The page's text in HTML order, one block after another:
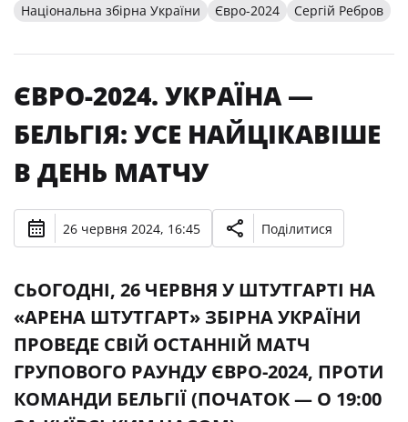
Національна збірна України Євро-2024 Сергій Ребров
ЄВРО-2024. УКРАЇНА —
БЕЛЬГІЯ: УСЕ НАЙЦІКАВІШЕ
В ДЕНЬ МАТЧУ
26 червня 2024, 16:45 Поділитися
СЬОГОДНІ, 26 ЧЕРВНЯ У ШТУТГАРТІ НА
«АРЕНА ШТУТГАРТ» ЗБІРНА УКРАЇНИ
ПРОВЕДЕ СВІЙ ОСТАННІЙ МАТЧ
ГРУПОВОГО РАУНДУ ЄВРО-2024, ПРОТИ
КОМАНДИ БЕЛЬГІЇ (ПОЧАТОК — О 19:00